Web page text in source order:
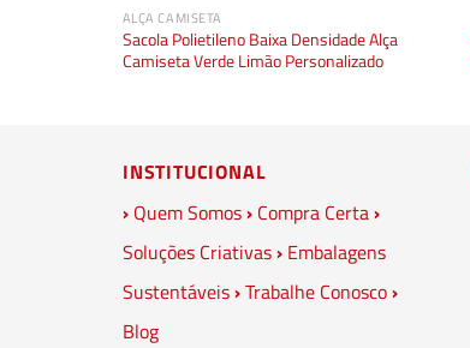
ALÇA CAMISETA
Sacola Polietileno Baixa Densidade Alça
Camiseta Verde Limão Personalizado
INSTITUCIONAL
› Quem Somos› Compra Certa›
Soluções Criativas› Embalagens
Sustentáveis›Trabalhe Conosco›
Blog